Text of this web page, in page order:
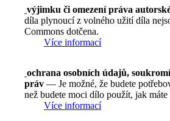
výjimku či omezení práva
díla plynoucí z volného užití díla
Commons dotčena.
Více informací
ochrana osobních údajů,
práv — Je možné, že budete
než budete moci dílo použít, jak
Více informací